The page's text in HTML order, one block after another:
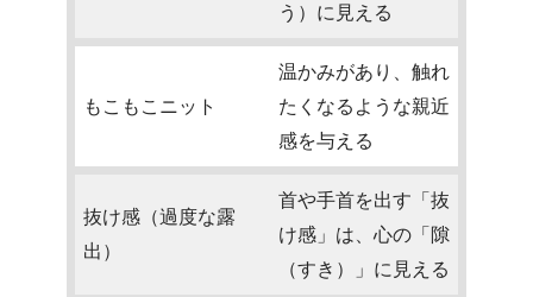
う）に見える
もこもこニット
温かみがあり、触れ
たくなるような親近
感を与える
抜け感（過度な露
出）
首や手首を出す「抜
け感」は、心の「隙
（すき）」に見える